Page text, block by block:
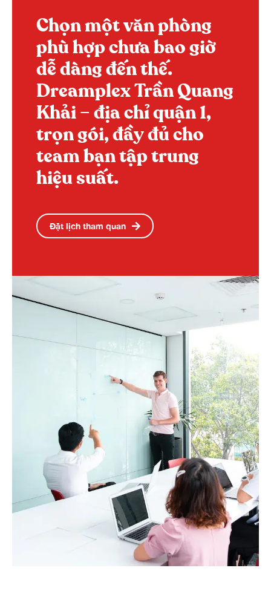
Chọn một văn phòng
phù hợp chưa bao giờ
dễ dàng đến thế.
Dreamplex Trần Quang
Khải – địa chỉ quận 1,
trọn gói, đầy đủ cho
team bạn tập trung
hiệu suất.
Đặt lịch tham quan